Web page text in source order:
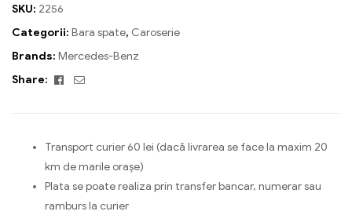
SKU: 2256
Categorii: Bara spate, Caroserie
Brands: Mercedes-Benz
Share:
Facebook
Email
Transport curier 60 lei (dacă livrarea se face la maxim 20
km de marile orașe)
Plata se poate realiza prin transfer bancar, numerar sau
ramburs la curier